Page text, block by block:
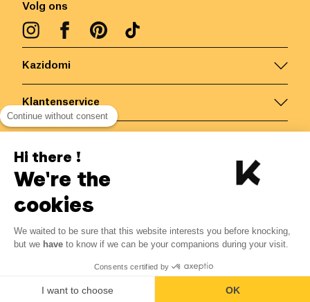
Kazidomi
Klantenservice
Volg ons
België/NL
Alle rechten voorbehouden
Continue without consent
Hi there !
We're the
cookies
We waited to be sure that this website interests you before knocking,
but we have to know if we can be your companions during your visit.
Consents certified by
I want to choose OK